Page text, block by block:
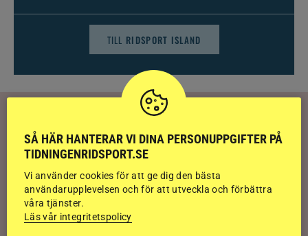
TILL RIDSPORT ISLAND
RIDSPORT
Alf låg fast i djup grop – åtta veterinärer
Ridsport Play: Häng med Nicole Holmén på
segerritt i 1,50
SÅ HÄR HANTERAR VI DINA PERSONUPPGIFTER PÅ
TIDNINGENRIDSPORT.SE
Vi använder cookies för att ge dig den bästa
användarupplevelsen och för att utveckla och förbättra
våra tjänster.
Läs vår integritetspolicy